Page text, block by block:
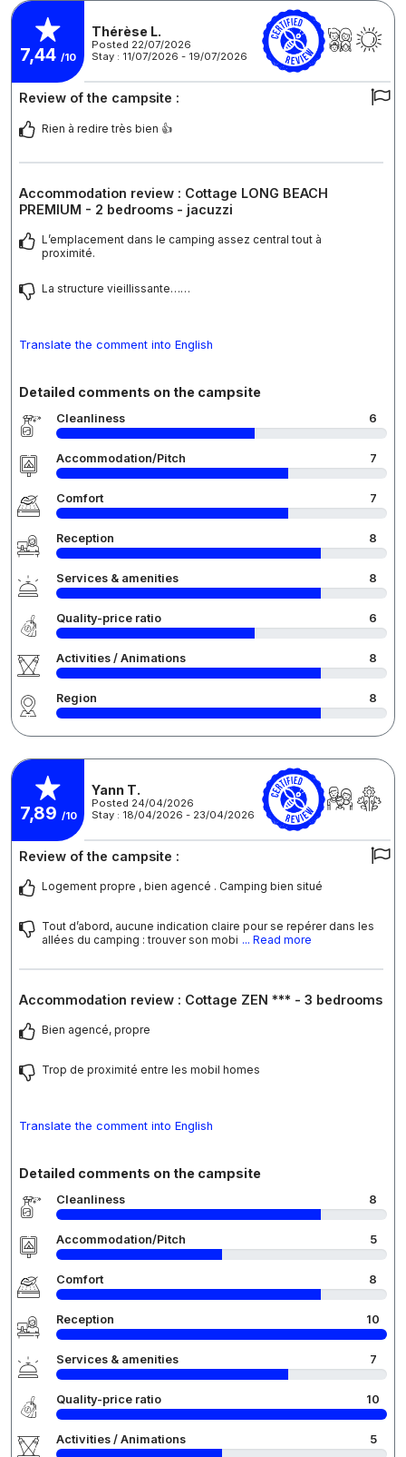
7,44 /10
Thérèse L.
Posted 22/07/2026
Stay : 11/07/2026 - 19/07/2026
Review of the campsite :
Rien à redire très bien 👍
Accommodation review : Cottage LONG BEACH
PREMIUM - 2 bedrooms - jacuzzi
L’emplacement dans le camping assez central tout à
proximité.
La structure vieillissante……
Translate the comment into English
Detailed comments on the campsite
Cleanliness 6
Accommodation/Pitch 7
Comfort 7
Reception 8
Services & amenities 8
Quality-price ratio 6
Activities / Animations 8
Region 8
7,89 /10
Yann T.
Posted 24/04/2026
Stay : 18/04/2026 - 23/04/2026
Review of the campsite :
Logement propre , bien agencé . Camping bien situé
Tout d’abord, aucune indication claire pour se repérer dans les
allées du camping : trouver son mobi ... Read more
Accommodation review : Cottage ZEN *** - 3 bedrooms
Bien agencé, propre
Trop de proximité entre les mobil homes
Translate the comment into English
Detailed comments on the campsite
Cleanliness 8
Accommodation/Pitch 5
Comfort 8
Reception 10
Services & amenities 7
Quality-price ratio 10
Activities / Animations 5